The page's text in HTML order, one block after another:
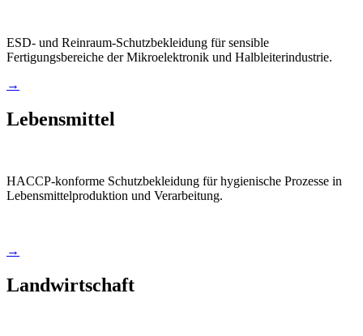
ESD- und Reinraum-Schutzbekleidung für sensible
Fertigungsbereiche der Mikroelektronik und Halbleiterindustrie.
→
Lebensmittel
HACCP-konforme Schutzbekleidung für hygienische Prozesse in
Lebensmittelproduktion und Verarbeitung.
→
Landwirtschaft